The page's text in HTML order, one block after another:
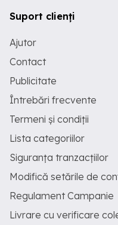
Suport clienți
Ajutor
Contact
Publicitate
Întrebări frecvente
Termeni și condiții
Lista categoriilor
Siguranța tranzacțiilor
Modifică setările de
Regulament Campanie
Livrare cu verificare